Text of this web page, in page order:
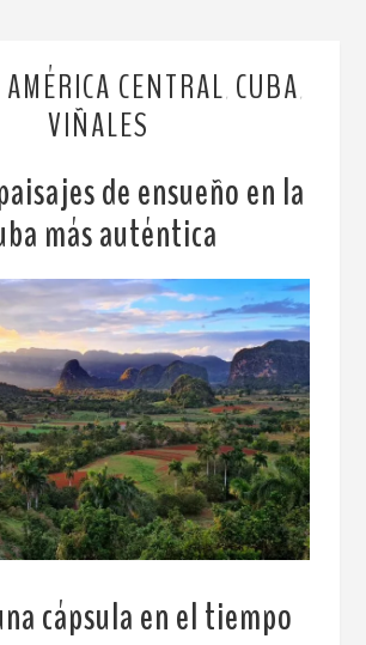
AMÉRICA CENTRAL CUBA
VIÑALES
de ensueño en la
más auténtica
cápsula en el tiempo